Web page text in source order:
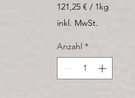
121,25 € / 1kg
121,25 €
pro
Kilogramm
inkl. MwSt.
Anzahl *